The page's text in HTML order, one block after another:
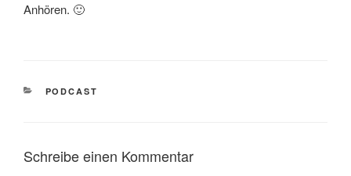
Anhören. 🙂
KATEGORIEN
PODCAST
Schreibe einen Kommentar